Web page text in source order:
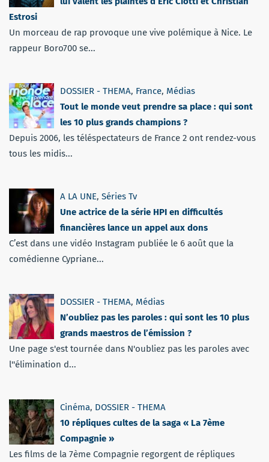
Estrosi
Un morceau de rap provoque une vive polémique à Nice. Le
rappeur Boro700 se...
DOSSIER - THEMA, France, Médias
Tout le monde veut prendre sa place : qui sont
les 10 plus grands champions ?
Depuis 2006, les téléspectateurs de France 2 ont rendez-vous
tous les midis...
A LA UNE, Séries Tv
Une actrice de la série HPI en difficultés
financières lance un appel aux dons
C’est dans une vidéo Instagram publiée le 6 août que la
comédienne Cypriane...
DOSSIER - THEMA, Médias
N’oubliez pas les paroles : qui sont les 10 plus
grands maestros de l’émission ?
Une page s'est tournée dans N'oubliez pas les paroles avec
l''élimination d...
Cinéma, DOSSIER - THEMA
10 répliques cultes de la saga « La 7ème
Compagnie »
Les films de la 7ème Compagnie regorgent de répliques